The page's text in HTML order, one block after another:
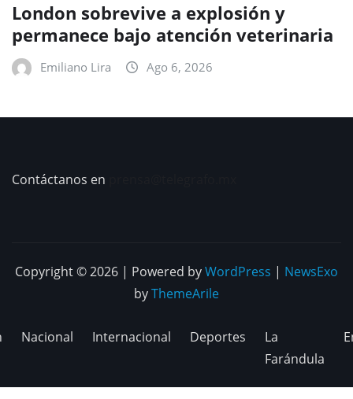
London sobrevive a explosión y
permanece bajo atención veterinaria
Emiliano Lira Ago 6, 2026
Contáctanos en
Copyright © 2026 | Powered byWordPress | NewsExo
byThemeArile
Nacional Internacional Deportes
La
Farándula